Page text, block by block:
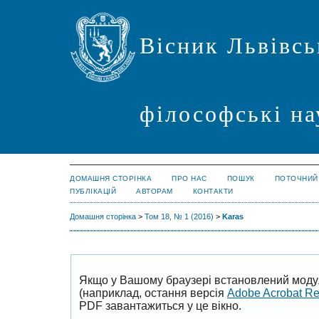
Вісник
філософські
ДОМАШНЯ СТОРІНКА ПРО НАС ПОШУК
ПОТОЧНИЙ
ПУБЛІКАЦІЙ
АВТОРАМ КОНТАКТИ
Домашня сторінка > Том 18, № 1 (2016) > Karas
Якщо у Вашому браузері встановлений
(наприклад, остання версія Adobe Acrobat
PDF завантажиться у це вікно.